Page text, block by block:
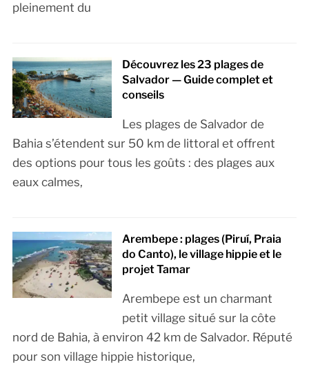
pleinement du
Découvrez les 23 plages de
Salvador — Guide complet et
conseils
Les plages de Salvador de
Bahia s’étendent sur 50 km de littoral et offrent
des options pour tous les goûts : des plages aux
eaux calmes,
Arembepe : plages (Piruí, Praia
do Canto), le village hippie et le
projet Tamar
Arembepe est un charmant
petit village situé sur la côte
nord de Bahia, à environ 42 km de Salvador. Réputé
pour son village hippie historique,